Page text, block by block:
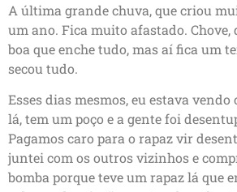
A última grande chuva, que criou
um ano. Fica muito afastado. Chove,
boa que enche tudo, mas aí fica um
secou tudo.
Esses dias mesmos, eu estava vendo
lá, tem um poço e a gente foi
Pagamos caro para o rapaz vir
juntei com os outros vizinhos e
bomba porque teve um rapaz lá que